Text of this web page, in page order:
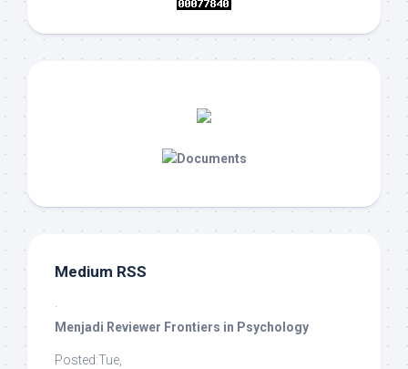
Medium RSS
·
Menjadi Reviewer Frontiers in Psychology
Posted:Tue,